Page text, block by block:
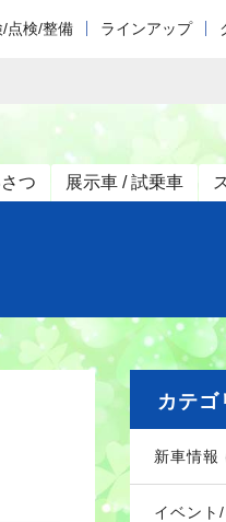
/点検/整備 ラインアップ
つ 展示車 / 試乗車
カテゴ
新車情報
イベント